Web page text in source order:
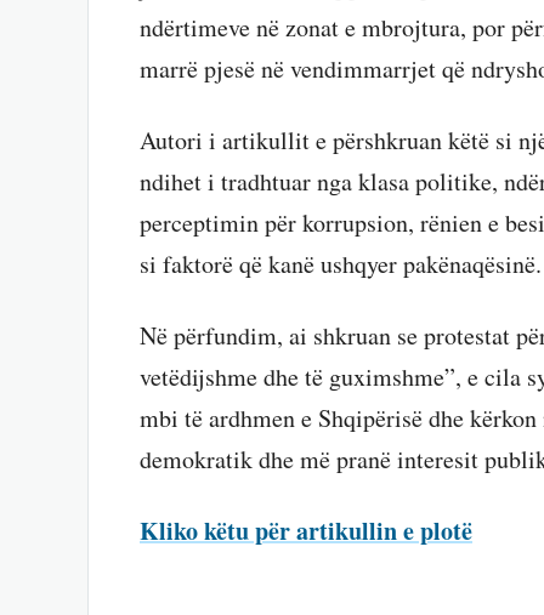
ndërtimeve në zonat e mbrojtura, por
marrë pjesë në vendimmarrjet që
Autori i artikullit e përshkruan këtë si
ndihet i tradhtuar nga klasa politike,
perceptimin për korrupsion, rënien e
si faktorë që kanë ushqyer pakënaqësinë.
Në përfundim, ai shkruan se protestat
vetëdijshme dhe të guximshme”, e cila
mbi të ardhmen e Shqipërisë dhe
demokratik dhe më pranë interesit
Kliko këtu për artikullin e plotë